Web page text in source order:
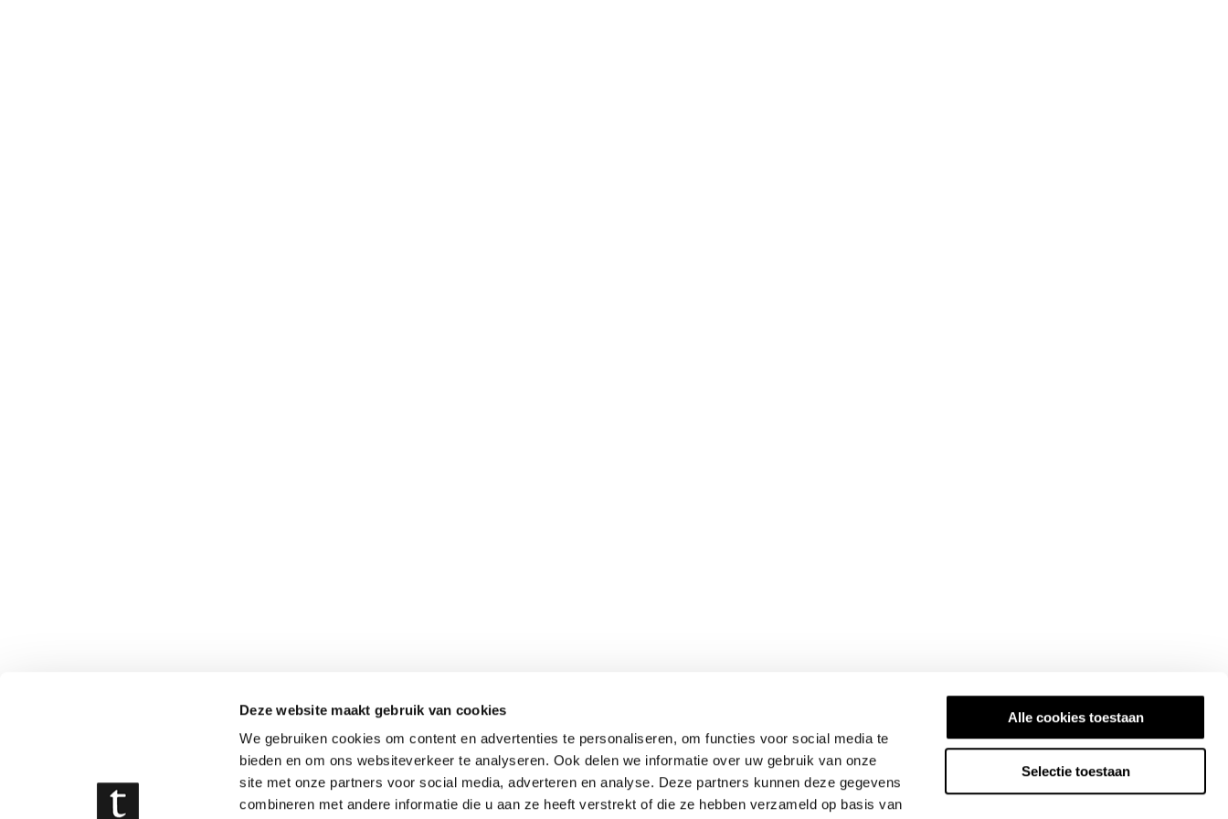
Deze website maakt gebruik van cookies
We gebruiken cookies om content en advertenties te personaliseren, om functies voor social media te
bieden en om ons websiteverkeer te analyseren. Ook delen we informatie over uw gebruik van onze
site met onze partners voor social media, adverteren en analyse. Deze partners kunnen deze gegevens
combineren met andere informatie die u aan ze heeft verstrekt of die ze hebben verzameld op basis van
Alle cookies toestaan
Selectie toestaan